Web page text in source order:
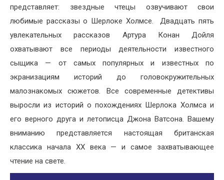
представляет: звездные чтецы озвучивают свои
любимые рассказы о Шерлоке Холмсе. Двадцать пять
увлекательных рассказов Артура Конан Дойля
охватывают все периоды деятельности известного
сыщика — от самых популярных и известных по
экранизациям историй до головокружительных
малознакомых сюжетов. Все современные детективы
выросли из историй о похождениях Шерлока Холмса и
его верного друга и летописца Джона Ватсона. Вашему
вниманию представляется настоящая британская
классика начала ХХ века — и самое захватывающее
чтение на свете.